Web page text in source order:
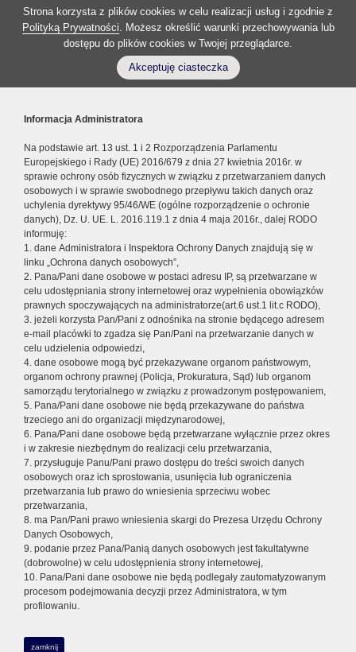
Strona korzysta z plików cookies w celu realizacji usług i zgodnie z
Polityką Prywatności. Możesz określić warunki przechowywania lub
dostępu do plików cookies w Twojej przeglądarce.
Akceptuję ciasteczka
Informacja Administratora
Na podstawie art. 13 ust. 1 i 2 Rozporządzenia Parlamentu
Europejskiego i Rady (UE) 2016/679 z dnia 27 kwietnia 2016r. w
sprawie ochrony osób fizycznych w związku z przetwarzaniem danych
osobowych i w sprawie swobodnego przepływu takich danych oraz
uchylenia dyrektywy 95/46/WE (ogólne rozporządzenie o ochronie
danych), Dz. U. UE. L. 2016.119.1 z dnia 4 maja 2016r., dalej RODO
informuję:
1. dane Administratora i Inspektora Ochrony Danych znajdują się w
linku „Ochrona danych osobowych”,
2. Pana/Pani dane osobowe w postaci adresu IP, są przetwarzane w
celu udostępniania strony internetowej oraz wypełnienia obowiązków
prawnych spoczywających na administratorze(art.6 ust.1 lit.c RODO),
3. jeżeli korzysta Pan/Pani z odnośnika na stronie będącego adresem
e-mail placówki to zgadza się Pan/Pani na przetwarzanie danych w
celu udzielenia odpowiedzi,
4. dane osobowe mogą być przekazywane organom państwowym,
organom ochrony prawnej (Policja, Prokuratura, Sąd) lub organom
samorządu terytorialnego w związku z prowadzonym postępowaniem,
5. Pana/Pani dane osobowe nie będą przekazywane do państwa
trzeciego ani do organizacji międzynarodowej,
6. Pana/Pani dane osobowe będą przetwarzane wyłącznie przez okres
i w zakresie niezbędnym do realizacji celu przetwarzania,
7. przysługuje Panu/Pani prawo dostępu do treści swoich danych
osobowych oraz ich sprostowania, usunięcia lub ograniczenia
przetwarzania lub prawo do wniesienia sprzeciwu wobec
przetwarzania,
8. ma Pan/Pani prawo wniesienia skargi do Prezesa Urzędu Ochrony
Danych Osobowych,
9. podanie przez Pana/Panią danych osobowych jest fakultatywne
(dobrowolne) w celu udostępnienia strony internetowej,
10. Pana/Pani dane osobowe nie będą podlegały zautomatyzowanym
procesom podejmowania decyzji przez Administratora, w tym
profilowaniu.
zamknij